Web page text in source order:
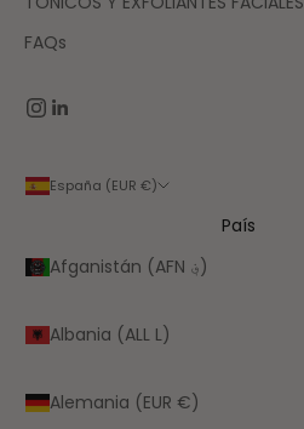
FAQs
España (EUR €)
País
Afganistán (AFN ؋)
Albania (ALL L)
Alemania (EUR €)